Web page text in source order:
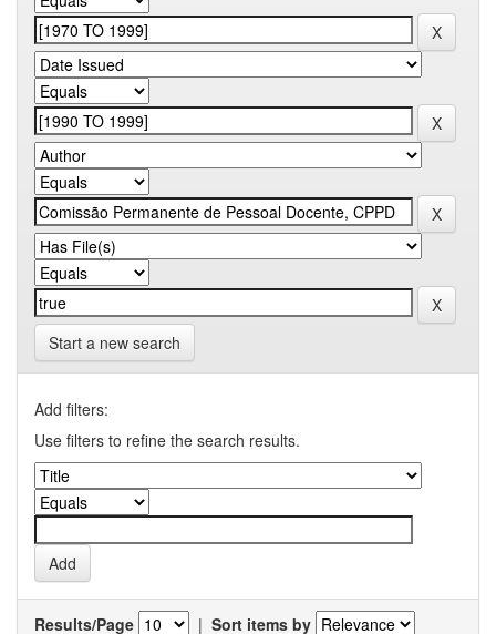
Start a new search
Add filters:
Use filters to refine the search results.
Results/Page | Sort items by